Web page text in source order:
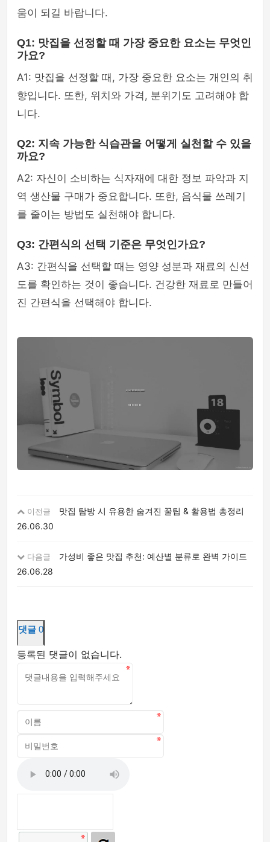
움이 되길 바랍니다.
Q1: 맛집을 선정할 때 가장 중요한 요소는 무엇인
가요?
A1: 맛집을 선정할 때, 가장 중요한 요소는 개인의 취
향입니다. 또한, 위치와 가격, 분위기도 고려해야 합
니다.
Q2: 지속 가능한 식습관을 어떻게 실천할 수 있을
까요?
A2: 자신이 소비하는 식자재에 대한 정보 파악과 지
역 생산물 구매가 중요합니다. 또한, 음식물 쓰레기
를 줄이는 방법도 실천해야 합니다.
Q3: 간편식의 선택 기준은 무엇인가요?
A3: 간편식을 선택할 때는 영양 성분과 재료의 신선
도를 확인하는 것이 좋습니다. 건강한 재료로 만들어
진 간편식을 선택해야 합니다.
이전글
맛집 탐방 시 유용한 숨겨진 꿀팁 & 활용법 총정리
26.06.30
다음글
가성비 좋은 맛집 추천: 예산별 분류로 완벽 가이드
26.06.28
댓글 0
등록된 댓글이 없습니다.